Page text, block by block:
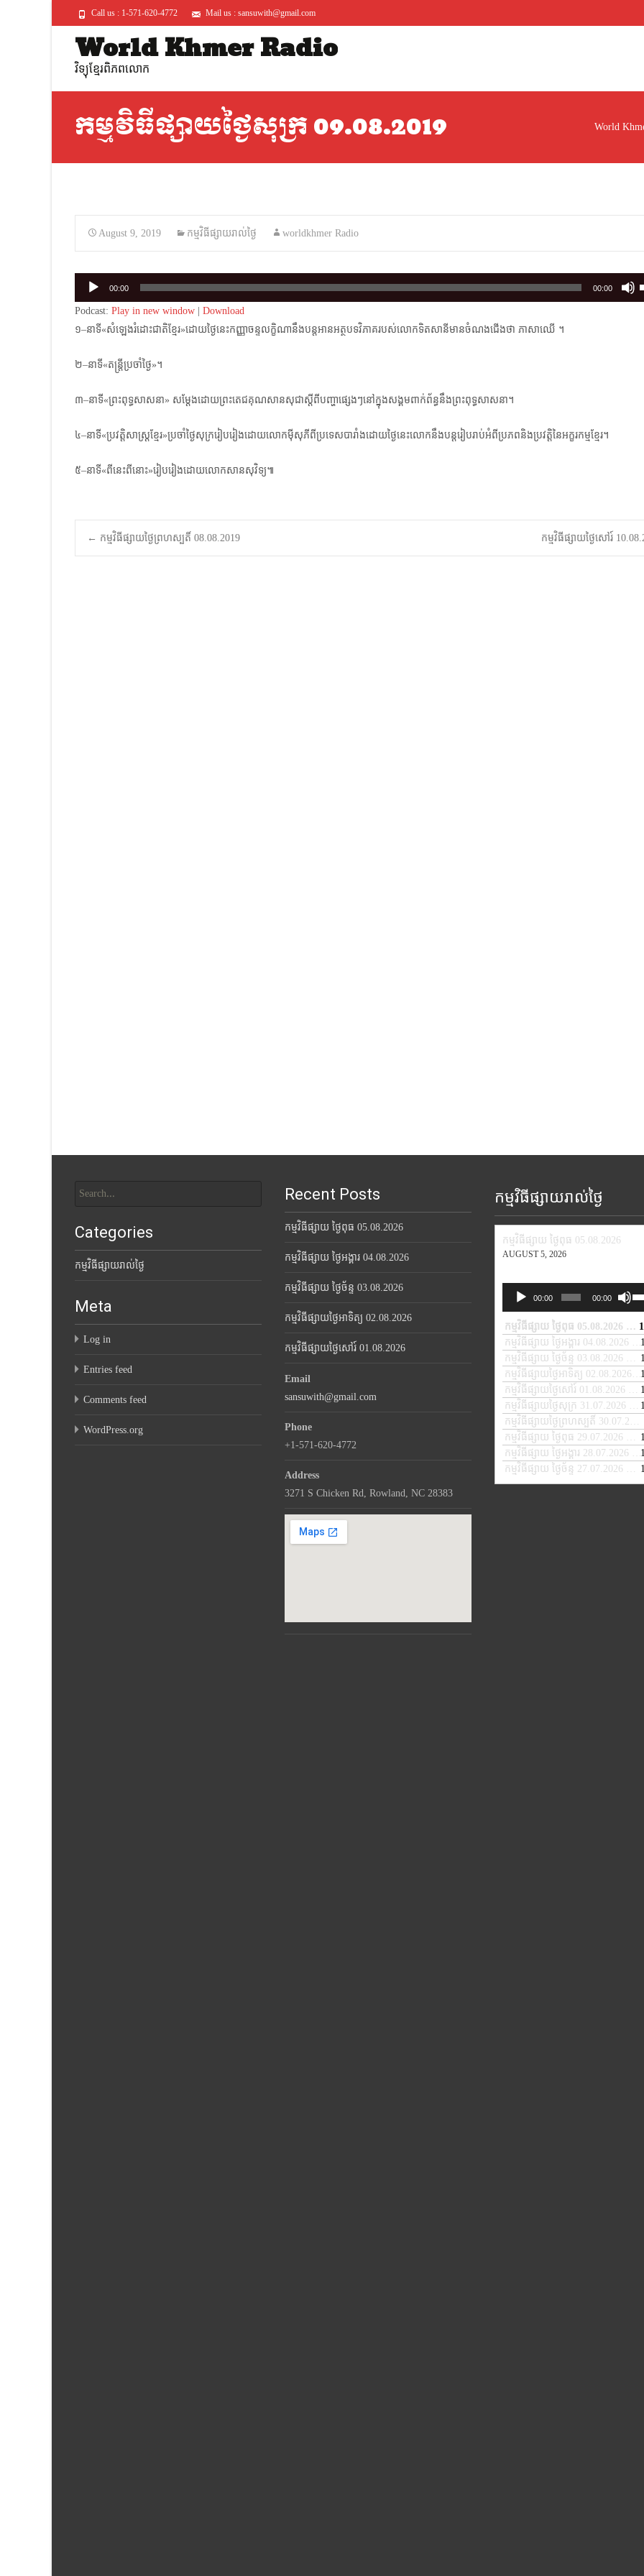
Call us : 1-571-620-4772 Mail us : sansuwith@gmail.com
World Khmer Radio
វិទ្យុខ្មែរពិភពលោក
កម្មវិធីផ្សាយថ្ងៃសុក្រ 09.08.2019 World
August 9, 2019 កម្មវិធីផ្សាយរាល់ថ្ងៃ worldkhmer Radio
Audio
Player
00:00 00:00
Podcast: Play in new window
Download
១–នាទី«សំឡេងរំដោះជាតិខ្មែរ»ដោយថ្ងៃនេះកញ្ញាចន្ទលក្ខិណានឹងបន្តអានអត្ថបទវិភាគរបស់​លោកទិតសានីមានចំណងជើងថា ភាសាឈើ ។
២–នាទី«តន្ត្រីប្រចាំថ្ងៃ»។
៣–នាទី«ព្រះពុទ្ធសាសនា» សម្តែងដោយព្រះតេជគុណសានសុជាស្តីពីបញ្ហាផ្សេងៗនៅក្នុងសង្គមពាក់​ព័ន្ធនឹងព្រះពុទ្ធសាសនា។
៤–នាទី«ប្រវត្តិសាស្ត្រខ្មែរ»ប្រចាំថ្ងៃសុក្ររៀបរៀងដោយលោកម៉ីសុភីពីប្រទេសបារាំង​ដោយថ្ងៃនេះ​លោកនឹង​បន្តរៀបរាប់អំពីប្រភពនិងប្រវត្តិនៃអក្ខរកម្មខ្មែរ។
៥–នាទី«ពីនេះពីនោះ»រៀបរៀងដោយលោកសានសុវិទ្យ៕
Post
← កម្មវិធីផ្សាយថ្ងៃព្រហស្បតិ៍ 08.08.2019 កម្មវិធីផ្សាយថ្ងៃសៅរ៍
for:
Recent Posts
កម្មវិធីផ្សាយ ថ្ងៃពុធ 05.08.2026
កម្មវិធីផ្សាយ ថ្ងៃអង្គារ 04.08.2026
កម្មវិធីផ្សាយ ថ្ងៃច័ន្ទ 03.08.2026
កម្មវិធីផ្សាយថ្ងៃអាទិត្យ 02.08.2026
កម្មវិធីផ្សាយថ្ងៃសៅរ៍ 01.08.2026
កម្មវិធីផ្សាយរាល់ថ្ងៃ
កម្មវិធីផ្សាយ ថ្ងៃពុធ 05.08.2026
AUGUST 5, 2026
Audio
Player
00:00 00:00
to
or
កម្មវិធីផ្សាយ ថ្ងៃពុធ 05.08.2026 —
កម្មវិធីផ្សាយ ថ្ងៃអង្គារ 04.08.2026 —
កម្មវិធីផ្សាយ ថ្ងៃច័ន្ទ 03.08.2026 —
កម្មវិធីផ្សាយថ្ងៃអាទិត្យ 02.08.2026
កម្មវិធីផ្សាយថ្ងៃសៅរ៍ 01.08.2026 —
កម្មវិធីផ្សាយថ្ងៃសុក្រ 31.07.2026 —
កម្មវិធីផ្សាយថ្ងៃព្រហស្បតិ៍ 30.07.2026
កម្មវិធីផ្សាយ ថ្ងៃពុធ 29.07.2026 —
កម្មវិធីផ្សាយ ថ្ងៃអង្គារ 28.07.2026 —
កម្មវិធីផ្សាយ ថ្ងៃច័ន្ទ 27.07.2026 —
Categories
កម្មវិធីផ្សាយរាល់ថ្ងៃ
Meta
Log in
Entries feed
Comments feed
WordPress.org
Email
sansuwith@gmail.com
Phone
+1-571-620-4772
Address
3271 S Chicken Rd, Rowland, NC 28383